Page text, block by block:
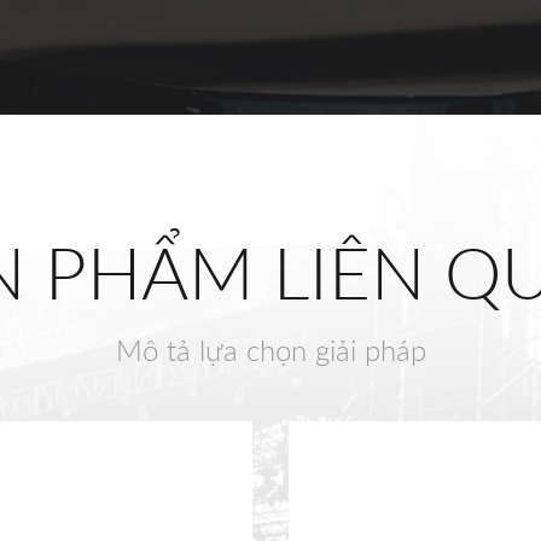
PHẨM LIÊN
Mô tả lựa chọn giải pháp